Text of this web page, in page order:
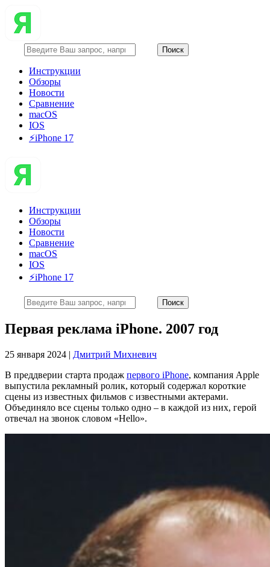
Инструкции
Обзоры
Новости
Сравнение
macOS
IOS
⚡️iPhone 17
Инструкции
Обзоры
Новости
Сравнение
macOS
IOS
⚡️iPhone 17
Первая реклама iPhone. 2007 год
25 января 2024 | Дмитрий Михневич
В преддверии старта продаж первого iPhone, компания Apple
выпустила рекламный ролик, который содержал короткие
сцены из известных фильмов с известными актерами.
Объединяло все сцены только одно – в каждой из них, герой
отвечал на звонок словом «Hello».